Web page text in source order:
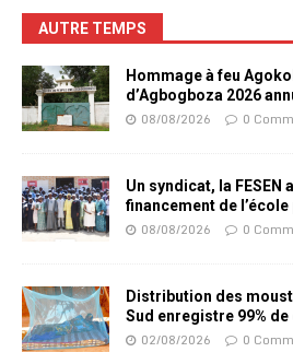
AUTRE TEMPS
Hommage à feu
d’Agbogboza 2026
08/08/2026 0
Un syndicat, la
financement de
08/08/2026 0
Distribution des
Sud enregistre 99%
02/08/2026 0